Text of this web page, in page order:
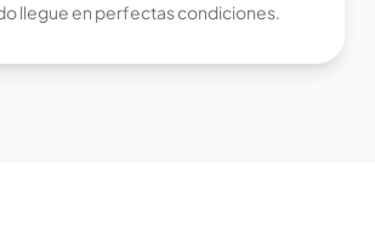
llegue en perfectas condiciones.